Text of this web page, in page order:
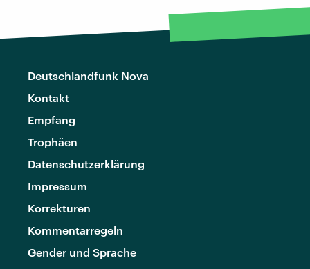
Deutschlandfunk Nova
Kontakt
Empfang
Trophäen
Datenschutzerklärung
Impressum
Korrekturen
Kommentarregeln
Gender und Sprache